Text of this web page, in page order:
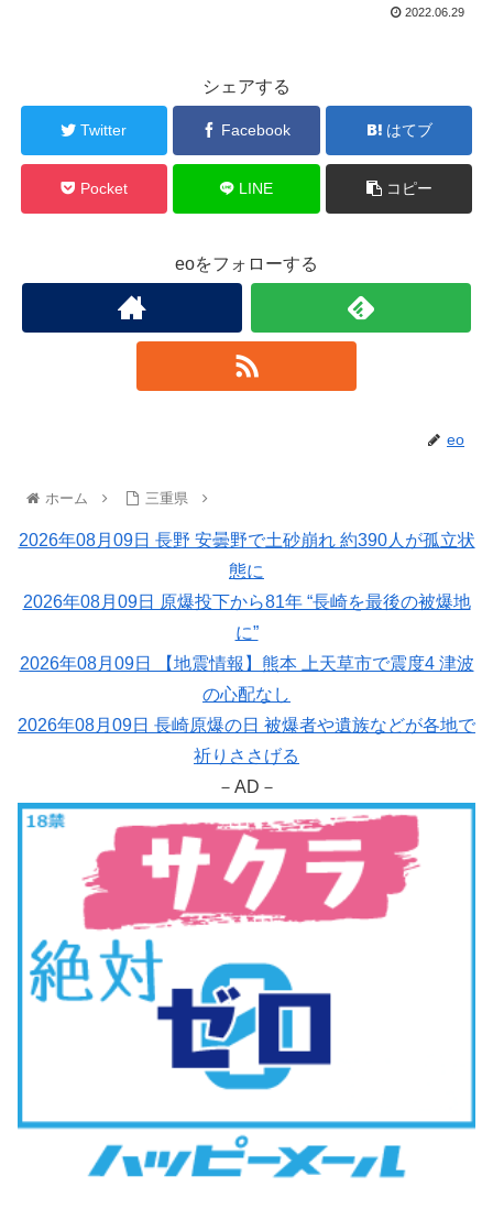
2022.06.29
シェアする
Twitter Facebook はてブ
Pocket LINE コピー
eoをフォローする
eo
ホーム 三重県
2026年08月09日 長野 安曇野で土砂崩れ 約390人が孤立状
態に
2026年08月09日 原爆投下から81年 “長崎を最後の被爆地
に”
2026年08月09日 【地震情報】熊本 上天草市で震度4 津波
の心配なし
2026年08月09日 長崎原爆の日 被爆者や遺族などが各地で
祈りささげる
－AD－